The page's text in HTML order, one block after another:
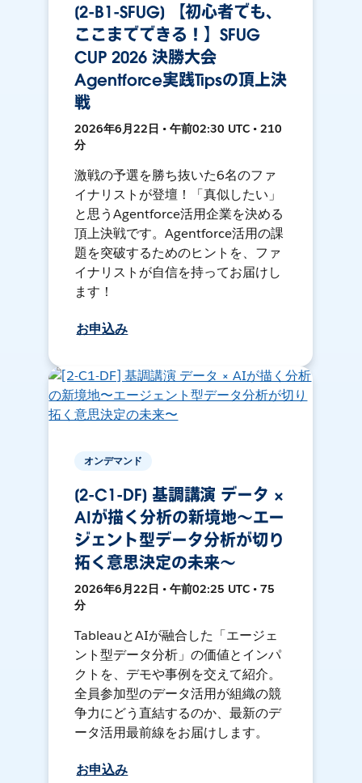
[2-B1-SFUG] 【初心者でも、
ここまでできる！】SFUG
CUP 2026 決勝大会
Agentforce実践Tipsの頂上決
戦
2026年6月22日 • 午前02:30 UTC • 210
分
激戦の予選を勝ち抜いた6名のファ
イナリストが登壇！「真似したい」
と思うAgentforce活用企業を決める
頂上決戦です。Agentforce活用の課
題を突破するためのヒントを、ファ
イナリストが自信を持ってお届けし
ます！
お申込み
オンデマンド
[2-C1-DF] 基調講演 データ ×
AIが描く分析の新境地〜エー
ジェント型データ分析が切り
拓く意思決定の未来〜
2026年6月22日 • 午前02:25 UTC • 75
分
TableauとAIが融合した「エージェ
ント型データ分析」の価値とインパ
クトを、デモや事例を交えて紹介。
全員参加型のデータ活用が組織の競
争力にどう直結するのか、最新のデ
ータ活用最前線をお届けします。
お申込み